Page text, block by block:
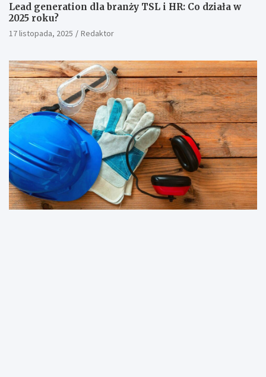
Lead generation dla branży TSL i HR: Co działa w
2025 roku?
17 listopada, 2025 Redaktor